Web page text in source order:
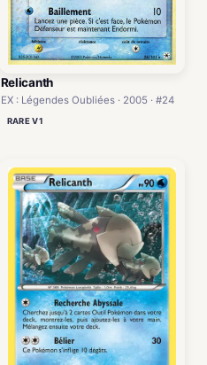
Relicanth
EX : Légendes Oubliées · 2005 · #24
RARE V1